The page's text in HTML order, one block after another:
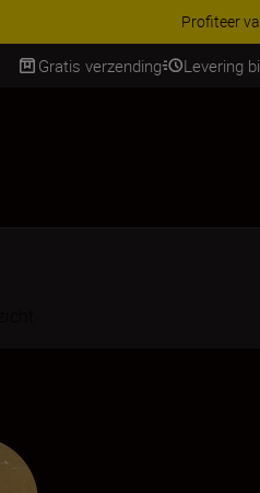
KORTING
Gratis verzending Levering